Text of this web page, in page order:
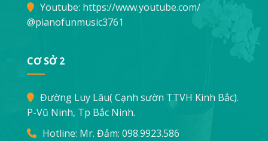
Youtube: https://www.youtube.com/
@pianofunmusic3761
CƠ SỞ 2
Đường Luy Lâu( Cạnh sườn TTVH Kinh Bắc).
P-Vũ Ninh, Tp Bắc Ninh.
Hotline: Mr. Đảm: 098.9923.586